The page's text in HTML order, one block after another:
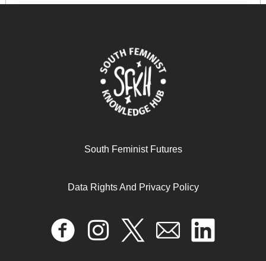
South Feminist Futures
Data Rights And Privacy Policy